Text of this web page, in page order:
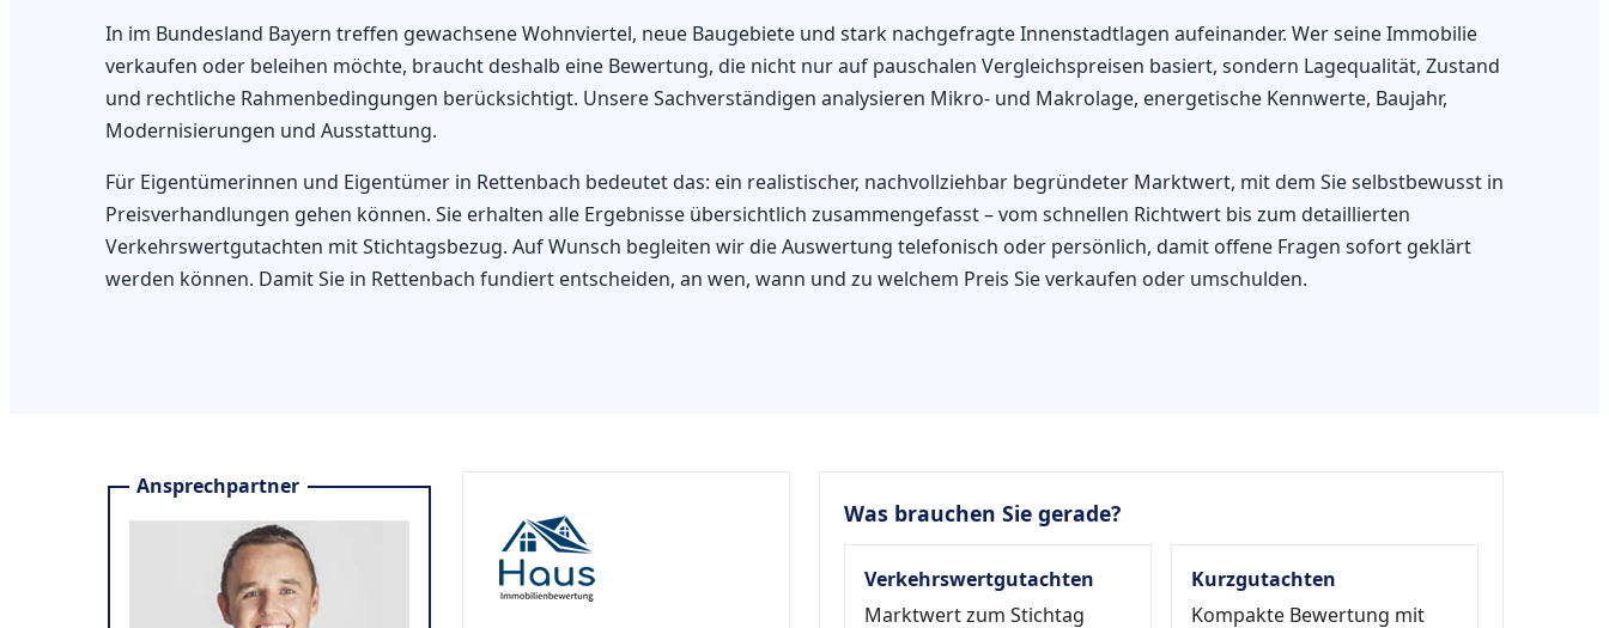
In im Bundesland Bayern treffen gewachsene Wohnviertel, neue Baugebiete und stark nachgefragte Innenstadtlagen aufeinander. Wer seine Immobilie
verkaufen oder beleihen möchte, braucht deshalb eine Bewertung, die nicht nur auf pauschalen Vergleichspreisen basiert, sondern Lagequalität, Zustand
und rechtliche Rahmenbedingungen berücksichtigt. Unsere Sachverständigen analysieren Mikro- und Makrolage, energetische Kennwerte, Baujahr,
Modernisierungen und Ausstattung.
Für Eigentümerinnen und Eigentümer in Rettenbach bedeutet das: ein realistischer, nachvollziehbar begründeter Marktwert, mit dem Sie selbstbewusst in
Preisverhandlungen gehen können. Sie erhalten alle Ergebnisse übersichtlich zusammengefasst – vom schnellen Richtwert bis zum detaillierten
Verkehrswertgutachten mit Stichtagsbezug. Auf Wunsch begleiten wir die Auswertung telefonisch oder persönlich, damit offene Fragen sofort geklärt
werden können. Damit Sie in Rettenbach fundiert entscheiden, an wen, wann und zu welchem Preis Sie verkaufen oder umschulden.
Ansprechpartner
Was brauchen Sie gerade?
Verkehrswertgutachten
Marktwert zum Stichtag
Kurzgutachten
Kompakte Bewertung mit